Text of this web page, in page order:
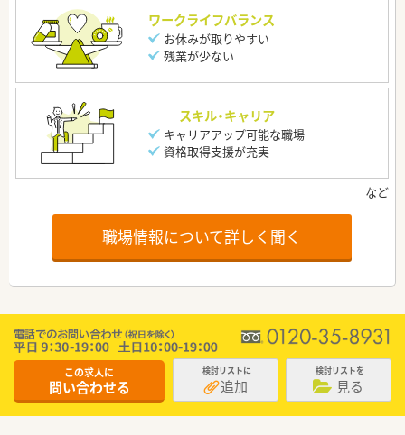
ワークライフバランス
お休みが取りやすい
残業が少ない
スキル・キャリア
キャリアアップ可能な職場
資格取得支援が充実
職場情報について詳しく聞く
この求人に
問い合わせる
検討リストに
追加
検討リストを
見る